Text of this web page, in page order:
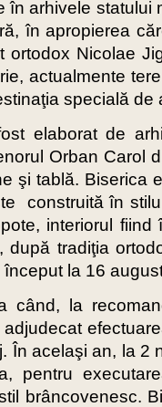
în arhivele
în apropierea
ortodox Nicolae
actualmente
specială de
elaborat de
Orban Carol
şi tablă. Biserica
construită în
interiorul
tradiţia
la 16
când, la
În acelaşi an, la
pentru
brâncovenesc.